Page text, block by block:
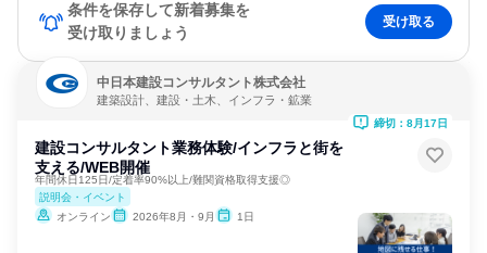
条件を保存して新着募集を
受け取りましょう
受け取る
中日本建設コンサルタント株式会社
建築設計、建設・土木、インフラ・鉱業
建設コンサルタント業務体験/インフラと街を
支える/WEB開催
年間休日125日/定着率90%以上/難関資格取得支援◎
説明会・イベント
オンライン
2026年8月・9月 1日
締切：8月17日